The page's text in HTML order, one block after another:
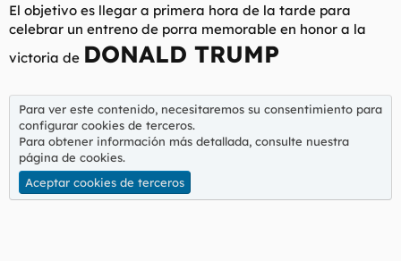
d
e
t
m
a
i
c
i
o
El objetivo es llegar a primera hora de la tarde para
celebrar un entreno de porra memorable en honor a la
victoria de DONALD TRUMP
Para ver este contenido, necesitaremos su consentimiento para
configurar cookies de terceros.
Para obtener información más detallada, consulte nuestra
página de cookies.
Aceptar cookies de terceros